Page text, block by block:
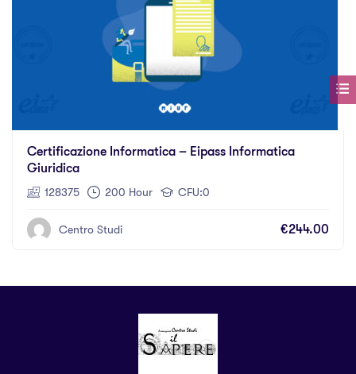
Certificazione Informatica – Eipass Informatica
Giuridica
128375 200 Hour CFU:0
Centro Studi €244.00